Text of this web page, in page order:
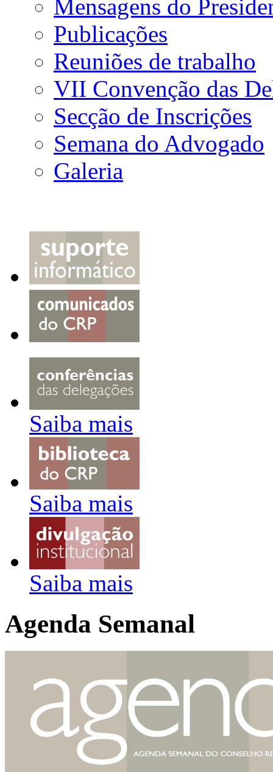
Mensagens do
Publicações
Reuniões de trabalho
VII Convenção das
Secção de Inscrições
Semana do Advogado
Galeria
Saiba mais
Saiba mais
Saiba mais
Agenda Semanal